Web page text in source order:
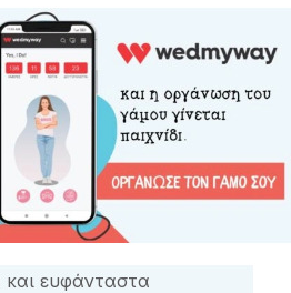
ευφάνταστα